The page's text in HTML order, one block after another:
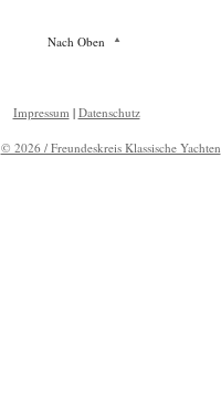
Nach Oben
Impressum | Datenschutz
© 2026 / Freundeskreis Klassische Yachten